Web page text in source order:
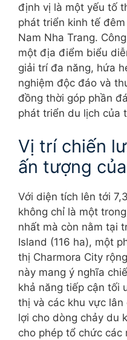
định vị là một yếu tố
phát triển kinh tế
Nam Nha Trang.
một địa điểm biểu
giải trí đa năng, hứa
nghiệm độc đáo và
đồng thời góp phần
phát triển du lịch của
Vị trí chiến
ấn tượng
Với diện tích lên tới
không chỉ là một
nhất mà còn nằm tại
Island (116 ha), một
thị Charmora City
này mang ý nghĩa
khả năng tiếp cận tối
thị và các khu vực
lợi cho dòng chảy du
cho phép tổ chức